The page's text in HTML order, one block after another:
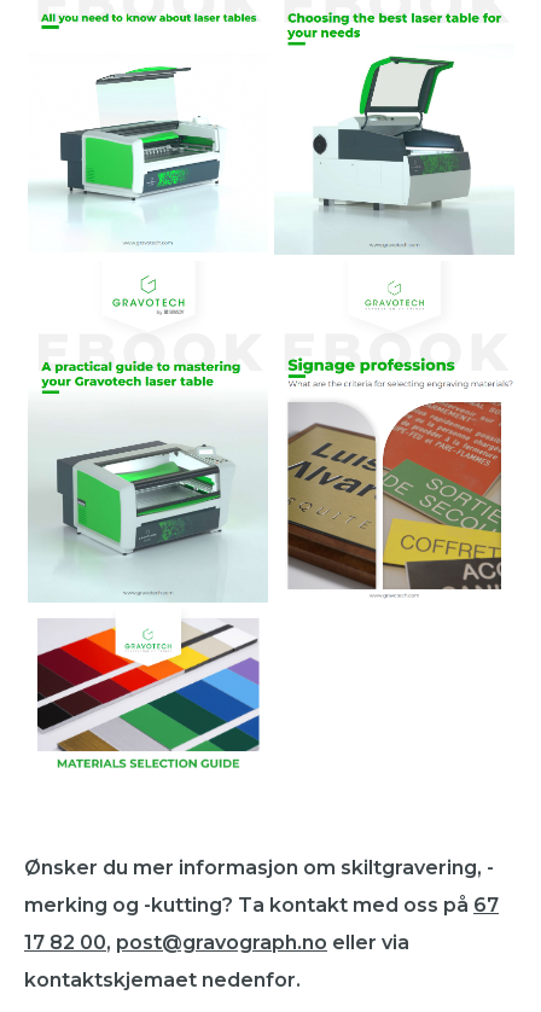
Ønsker du mer informasjon om skiltgravering, -
merking og -kutting? Ta kontakt med oss på 67
17 82 00, post@gravograph.no eller via
kontaktskjemaet nedenfor.